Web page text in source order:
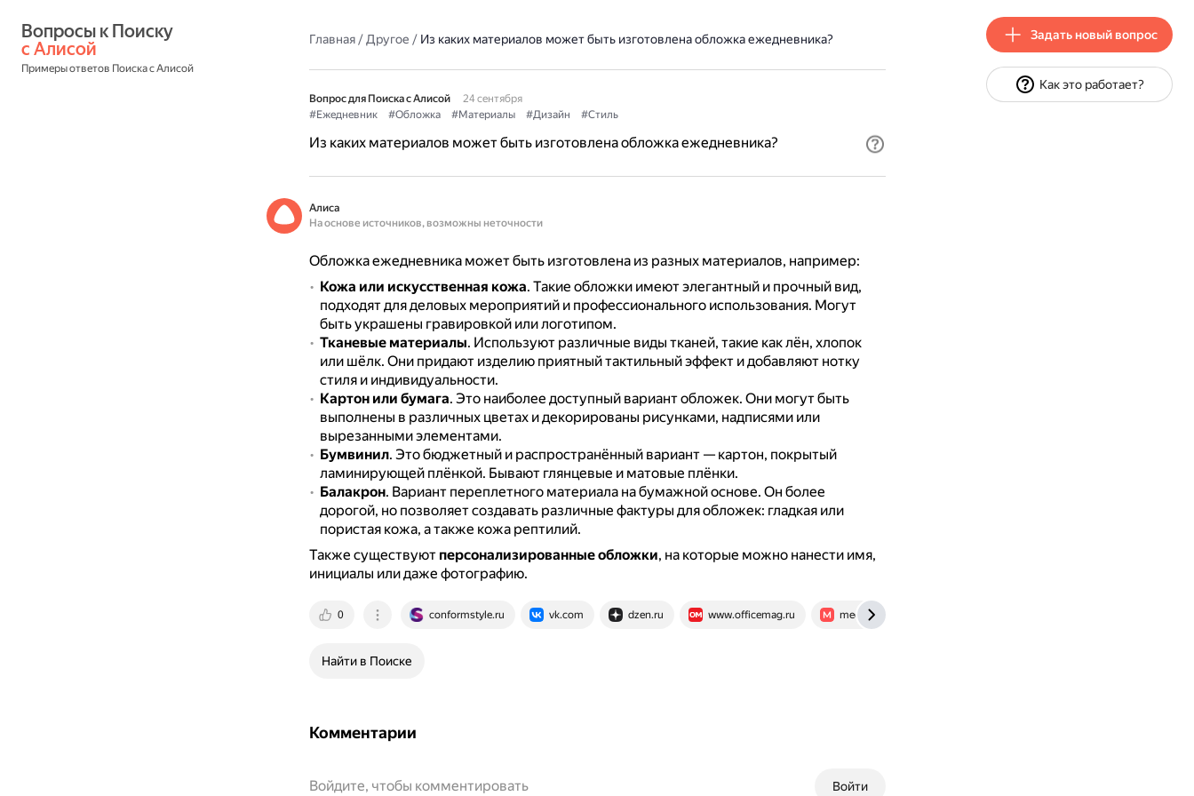
с Алисой
Примеры ответов Поиска с Алисой
Главная/Другое / Из каких материалов может быть изготовлена обложка ежедневника?
Вопрос для Поиска с Алисой
24 сентября
#Ежедневник
#Обложка #Материалы #Дизайн #Стиль
Из каких материалов может быть изготовлена обложка ежедневника?
Алиса
На основе источников, возможны неточности
Обложка ежедневника может быть изготовлена из разных материалов, например:
Кожа или искусственная кожа. Такие обложки имеют элегантный и прочный вид,
подходят для деловых мероприятий и профессионального использования. Могут
быть украшены гравировкой или логотипом.
Тканевые материалы. Используют различные виды тканей, такие как лён, хлопок
или шёлк. Они придают изделию приятный тактильный эффект и добавляют нотку
стиля и индивидуальности.
Картон или бумага. Это наиболее доступный вариант обложек. Они могут быть
выполнены в различных цветах и декорированы рисунками, надписями или
вырезанными элементами.
Бумвинил. Это бюджетный и распространённый вариант — картон, покрытый
ламинирующей плёнкой. Бывают глянцевые и матовые плёнки.
Балакрон. Вариант переплетного материала на бумажной основе. Он более
дорогой, но позволяет создавать различные фактуры для обложек: гладкая или
пористая кожа, а также кожа рептилий.
Также существуют персонализированные обложки, на которые можно нанести имя,
инициалы или даже фотографию.
0 conformstyle.ru vk.com dzen.ru www.officemag.ru media.halvacard.ru
Найти в Поиске
Комментарии
Войти
Войдите, чтобы комментировать
Задать новый вопрос
Как это работает?